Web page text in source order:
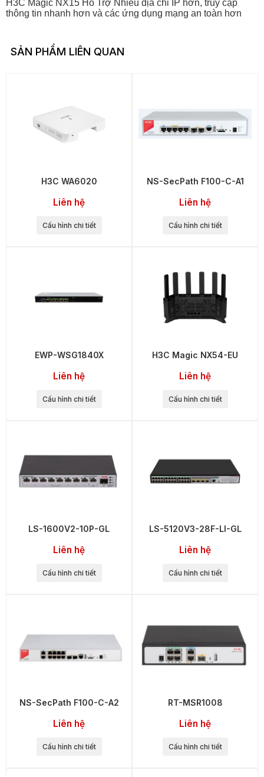
H3C Magic NX15 Hỗ Trợ Nhiều địa chỉ IP hơn, truy cập
thông tin nhanh hơn và các ứng dụng mạng an toàn hơn
SẢN PHẨM LIÊN QUAN
H3C WA6020
Liên hệ
Cấu hình chi tiết
NS-SecPath F100-C-A1
Liên hệ
Cấu hình chi tiết
EWP-WSG1840X
Liên hệ
Cấu hình chi tiết
H3C Magic NX54-EU
Liên hệ
Cấu hình chi tiết
LS-1600V2-10P-GL
Liên hệ
Cấu hình chi tiết
LS-5120V3-28F-LI-GL
Liên hệ
Cấu hình chi tiết
NS-SecPath F100-C-A2
Liên hệ
Cấu hình chi tiết
RT-MSR1008
Liên hệ
Cấu hình chi tiết